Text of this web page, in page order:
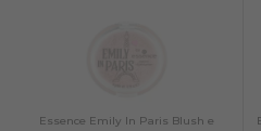
Essence Emily In Paris Blush e